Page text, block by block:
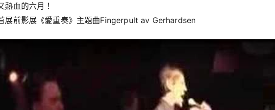
熱血的六月！
展前影展《愛重奏》主題曲Fingerpult av Gerhardsen